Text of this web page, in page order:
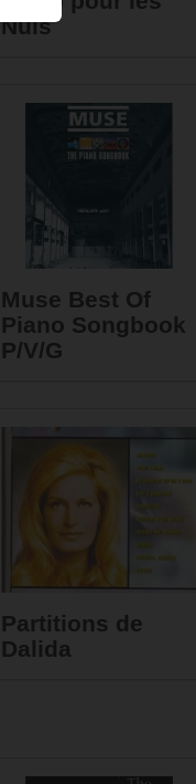
Nuls
Muse Best Of
Piano Songbook
P/V/G
Partitions de
Dalida